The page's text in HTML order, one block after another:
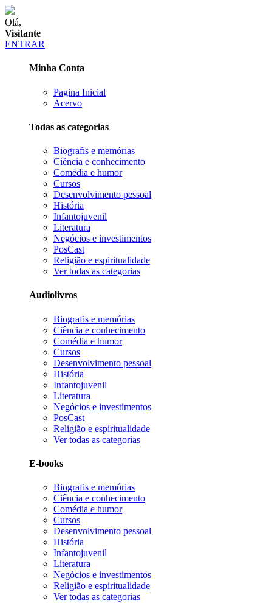
Olá,
Visitante
ENTRAR
Minha Conta
Pagina Inicial
Acervo
Todas as categorias
Biografis e memórias
Ciência e conhecimento
Comédia e humor
Cursos
Desenvolvimento pessoal
História
Infantojuvenil
Literatura
Negócios e investimentos
PosCast
Religião e espiritualidade
Ver todas as categorias
Audiolivros
Biografis e memórias
Ciência e conhecimento
Comédia e humor
Cursos
Desenvolvimento pessoal
História
Infantojuvenil
Literatura
Negócios e investimentos
PosCast
Religião e espiritualidade
Ver todas as categorias
E-books
Biografis e memórias
Ciência e conhecimento
Comédia e humor
Cursos
Desenvolvimento pessoal
História
Infantojuvenil
Literatura
Negócios e investimentos
Religião e espiritualidade
Ver todas as categorias